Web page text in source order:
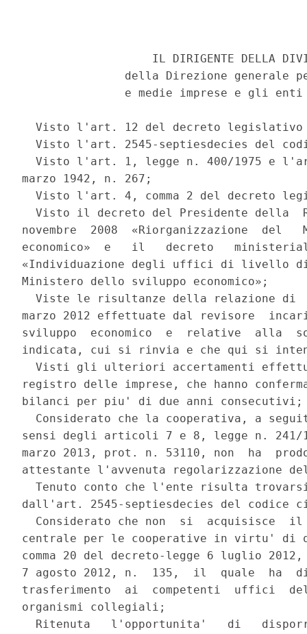
IL DIRIGENTE DELLA
della Direzione generale
e medie imprese e gli
Visto l'art. 12 del decreto
Visto l'art. 2545-septiesdecies del
Visto l'art. 1, legge n. 400/1975 e
marzo 1942, n. 267;
Visto l'art. 4, comma 2 del decreto
Visto il decreto del Presidente della
novembre  2008  «Riorganizzazione
economico»  e   il   decreto
«Individuazione degli uffici di livello
Ministero dello sviluppo economico»;
Viste le risultanze della relazione di
marzo 2012 effettuate dal revisore
sviluppo  economico  e  relative  alla
indicata, cui si rinvia e che qui si
Visti gli ulteriori accertamenti
registro delle imprese, che hanno
bilanci per piu' di due anni
Considerato che la cooperativa, a
sensi degli articoli 7 e 8, legge n. 241/
marzo 2013, prot. n. 53110, non  ha
attestante l'avvenuta regolarizzazione
Tenuto conto che l'ente risulta
dall'art. 2545-septiesdecies del
Considerato che non  si  acquisisce
centrale per le cooperative in virtu' di
comma 20 del decreto-legge 6 luglio
7 agosto 2012, n.  135,  il  quale  ha
trasferimento  ai  competenti  uffici
organismi collegiali;
Ritenuta   l'opportunita'   di